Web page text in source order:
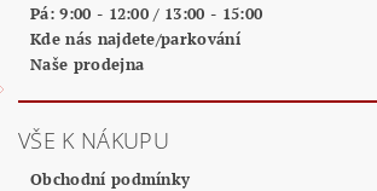
Pá: 9:00 - 12:00 / 13:00 - 15:00
Kde nás najdete/parkování
Naše prodejna
VŠE K NÁKUPU
Obchodní podmínky